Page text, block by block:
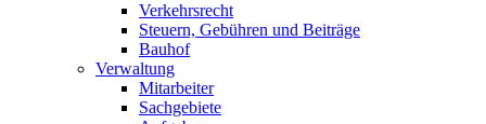
Verkehrsrecht
Steuern, Gebühren und Beiträge
Bauhof
Verwaltung
Mitarbeiter
Sachgebiete